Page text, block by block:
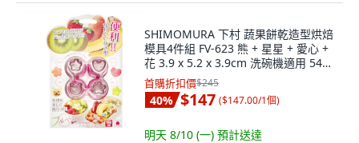
SHIMOMURA 下村 蔬果餅乾造型烘焙
模具4件組 FV-623 熊 + 星星 + 愛心 +
花 3.9 x 5.2 x 3.9cm 洗碗機適用 54g,
1組
首購折扣價$245
40% $147 ($147.00/1個)
明天 8/10 (一) 預計送達